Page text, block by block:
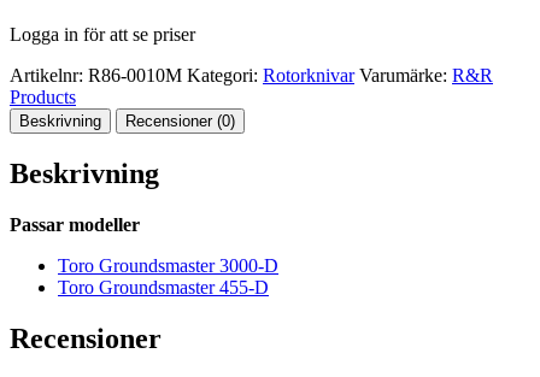
Logga in för att se priser
Artikelnr: R86-0010M Kategori: Rotorknivar Varumärke: R&R
Products
Beskrivning Recensioner (0)
Beskrivning
Passar modeller
Toro Groundsmaster 3000-D
Toro Groundsmaster 455-D
Recensioner